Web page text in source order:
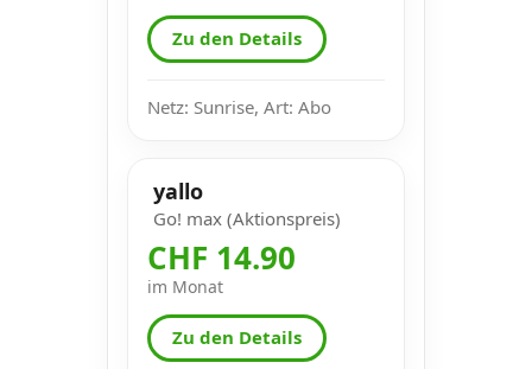
Zu den Details
Netz: Sunrise, Art: Abo
yallo
Go! max (Aktionspreis)
CHF 14.90
im Monat
Zu den Details